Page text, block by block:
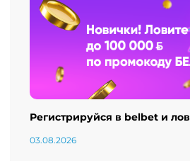
Регистрируйся в belbet и
03.08.2026